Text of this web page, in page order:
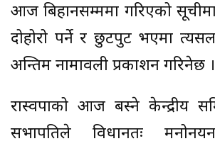
आज बिहानसम्ममा गरिएको
दोहोरो पर्ने र छुटपुट भएमा
अन्तिम नामावली प्रकाशन गरिनेछ ।
रास्वपाको आज बस्ने केन्द्रीय
सभापतिले विधानतः